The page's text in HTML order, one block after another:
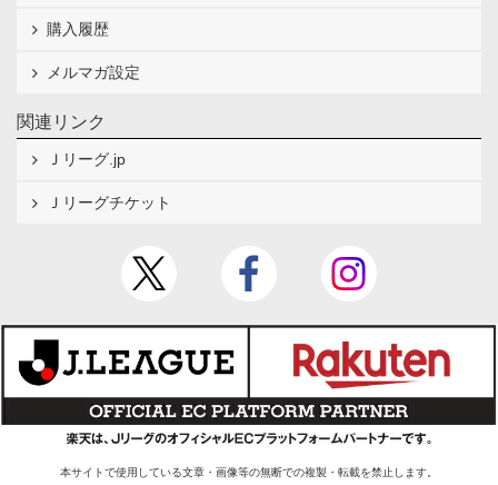
購入履歴
メルマガ設定
関連リンク
Ｊリーグ.jp
Ｊリーグチケット
本サイトで使用している文章・画像等の無断での複製・転載を禁止します。